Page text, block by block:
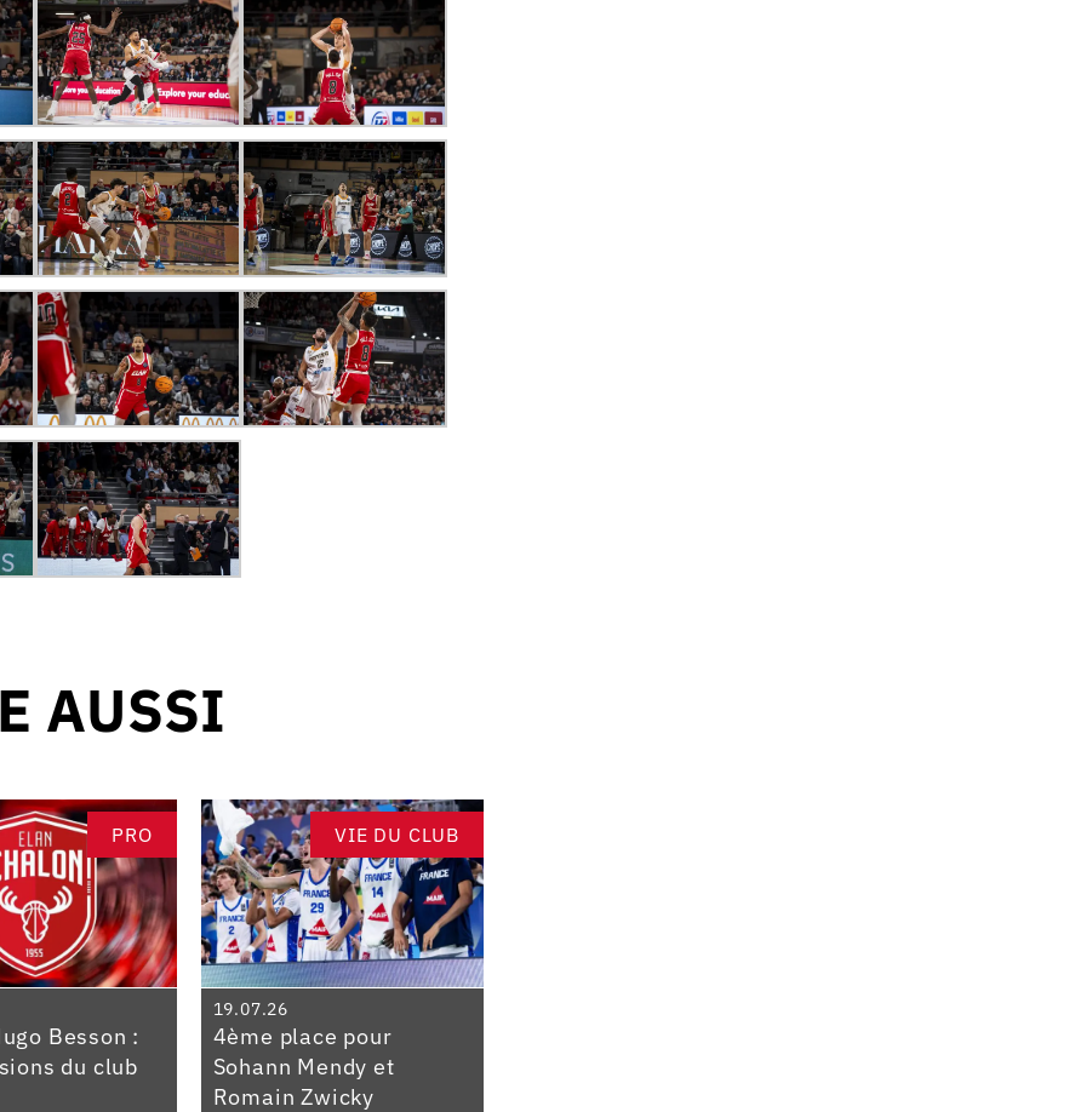
AUSSI
PRO
Besson :
du club
VIE DU CLUB
19.07.26
4ème place pour
Sohann Mendy et
Romain Zwicky